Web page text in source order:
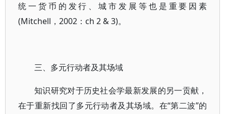
统一货币的发行、城市发展等也是重要因素
(Mitchell，2002：ch 2 & 3)。
三、多元行动者及其场域
知识研究对于历史社会学最新发展的另一贡献，
在于重新找回了多元行动者及其场域。在“第二波”的